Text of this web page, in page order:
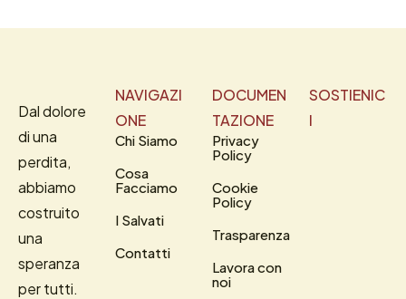
Dal dolore
di una
perdita,
abbiamo
costruito
una
speranza
per tutti.
NAVIGAZI
ONE
Chi Siamo
Cosa
Facciamo
I Salvati
Contatti
DOCUMEN
TAZIONE
Privacy
Policy
Cookie
Policy
Trasparenza
Lavora con
noi
SOSTIENIC
I